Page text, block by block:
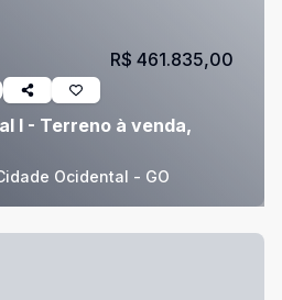
I - Terreno à venda,
Ocidental - GO
R$ 461.835,00